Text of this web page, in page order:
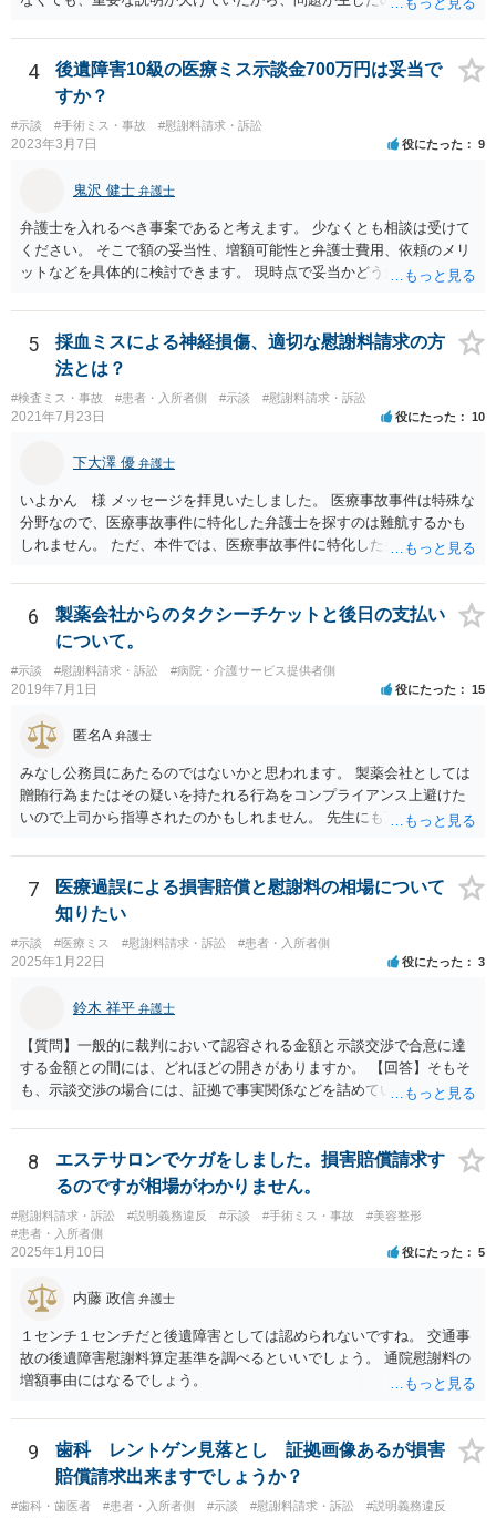
には困難となります。
4
後遺障害10級の医療ミス示談金700万円は妥当で
すか？
#示談 #手術ミス・事故 #慰謝料請求・訴訟
2023年3月7日 役にたった 9
鬼沢 健士 弁護士
弁護士を入れるべき事案であると考えます。 少なくとも相談は受けて
ください。 そこで額の妥当性、増額可能性と弁護士費用、依頼のメリ
ットなどを具体的に検討できます。 現時点で妥当かどうかを即断する
5
採血ミスによる神経損傷、適切な慰謝料請求の方
法とは？
#検査ミス・事故 #患者・入所者側 #示談 #慰謝料請求・訴訟
2021年7月23日 役にたった 10
下大澤 優 弁護士
いよかん 様 メッセージを拝見いたしました。 医療事故事件は特殊な
分野なので、医療事故事件に特化した弁護士を探すのは難航するかも
しれません。 ただ、本件では、医療事故事件に特化した弁護士でなく
の過失（医療ミス）の立証なのですが、本件では過失自体には争いが
ないため、損害額の立証が主なポイントになります。 損害額に立証に
関しては、交通事故事件と同様の発想で考えればよいので、対応でき
る弁護士は多いと思います。 今後の交渉については、ご自身で対応さ
れることも可能ではありますが、相手方保険会社は容易に増額に応じ
ない（多少の増額はあり得るとしても、裁判基準での和解は難しい）
と思われます。 弁護士が介入することにより提示額が大きく変わるこ
とは多々あるため、可能であれば弁護士に依頼した上での交渉をお勧
めしたいところです。
6
製薬会社からのタクシーチケットと後日の支払い
について。
#示談 #慰謝料請求・訴訟 #病院・介護サービス提供者側
2019年7月1日 役にたった 15
匿名A 弁護士
みなし公務員にあたるのではないかと思われます。 製薬会社としては
贈賄行為またはその疑いを持たれる行為をコンプライアンス上避けた
いので上司から指導されたのかもしれません。 先生にも万一迷惑をか
7
医療過誤による損害賠償と慰謝料の相場について
知りたい
#示談 #医療ミス #慰謝料請求・訴訟 #患者・入所者側
2025年1月22日 役にたった 3
鈴木 祥平 弁護士
【質問】一般的に裁判において認容される金額と示談交渉で合意に達
する金額との間には、どれほどの開きがありますか。 【回答】そもそ
も、示談交渉の場合には、証拠で事実関係などを詰めていないことが
程度にはなると思います。
8
エステサロンでケガをしました。損害賠償請求す
るのですが相場がわかりません。
#慰謝料請求・訴訟 #説明義務違反 #示談 #手術ミス・事故
#美容整形
#患者・入所者側
2025年1月10日 役にたった 5
内藤 政信 弁護士
１センチ１センチだと後遺障害としては認められないですね。 交通事
故の後遺障害慰謝料算定基準を調べるといいでしょう。 通院慰謝料の
増額事由にはなるでしょう。
9
歯科 レントゲン見落とし 証拠画像あるが損害
賠償請求出来ますでしょうか？
#歯科・歯医者 #患者・入所者側 #示談 #慰謝料請求・訴訟
#説明義務違反